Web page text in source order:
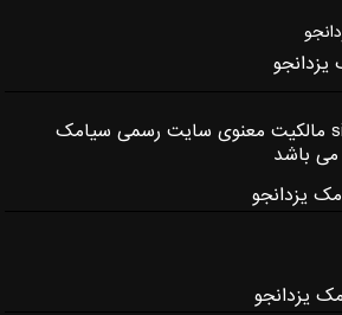
siamakyazdanjoo.com مالکیت معنوی سایت رسمی سیامک
می باشد
یزدانجو
یزدانجو